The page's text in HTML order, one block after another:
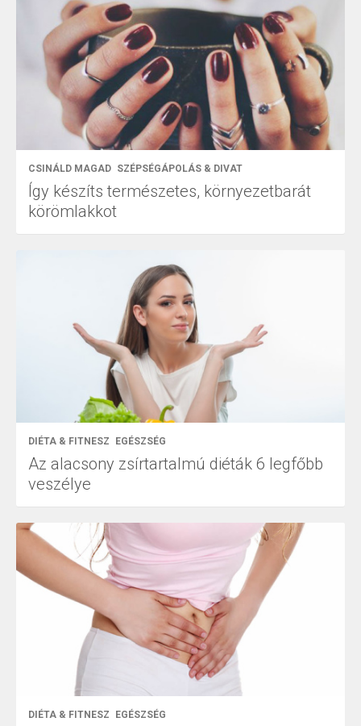
CSINÁLD MAGAD SZÉPSÉGÁPOLÁS & DIVAT
Így készíts természetes, környezetbarát
körömlakkot
DIÉTA & FITNESZ EGÉSZSÉG
Az alacsony zsírtartalmú diéták 6 legfőbb
veszélye
DIÉTA & FITNESZ EGÉSZSÉG